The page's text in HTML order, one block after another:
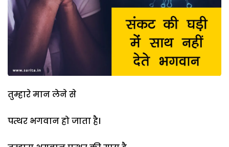
तुम्हारे मान लेने से
पत्थर भगवान हो जाता है।